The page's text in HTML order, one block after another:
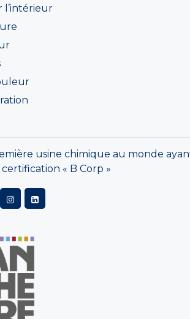
l’intérieur
usine chimique au monde
« B Corp »